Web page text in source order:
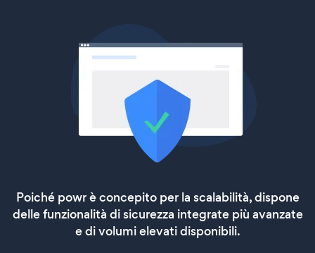
Poiché powr è concepito per la scalabilità, dispone
delle funzionalità di sicurezza integrate più avanzate
e di volumi elevati disponibili.